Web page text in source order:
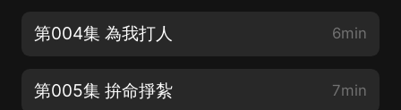
第004集 為我打人 6min
第005集 拚命掙紮 7min